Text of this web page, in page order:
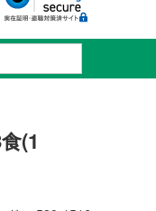
(1